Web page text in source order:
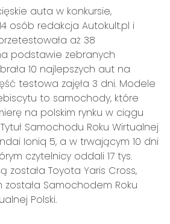
auta w konkursie,
osób redakcja Autokult.pl i
aż 38
podstawie zebranych
10 najlepszych aut na
testowa zajęła 3 dni. Modele
to samochody, które
na polskim rynku w ciągu
Samochodu Roku Wirtualnej
Ioniq 5, a w trwającym 10 dni
czytelnicy oddali 17 tys.
została Toyota Yaris Cross,
została Samochodem Roku
Polski.